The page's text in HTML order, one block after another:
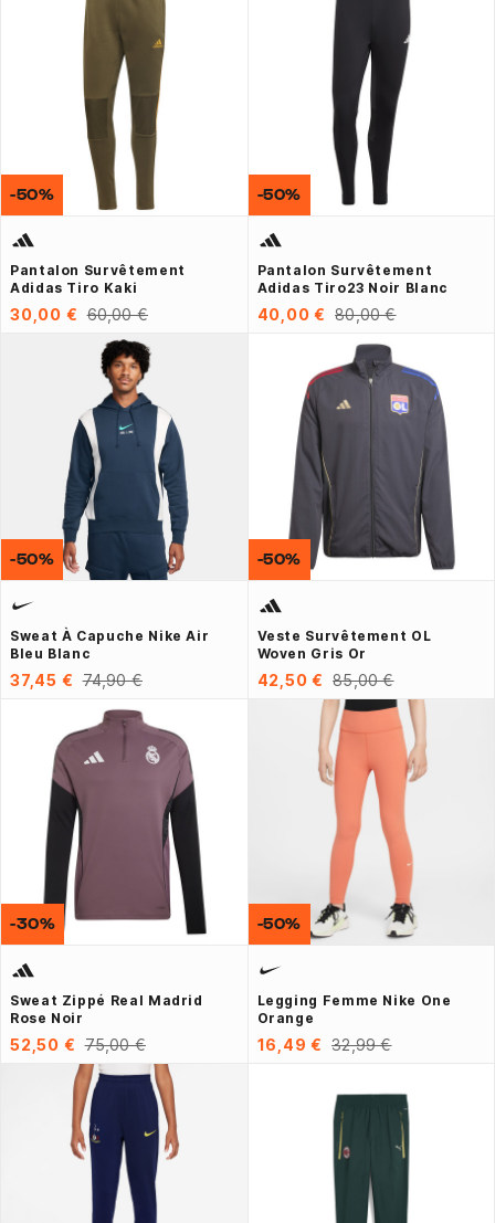
Pantalon Survêtement
Adidas Tiro Kaki
30,00 € 60,00 €
-50%
Pantalon Survêtement
Adidas Tiro23 Noir Blanc
40,00 € 80,00 €
-50%
Sweat À Capuche Nike Air
Bleu Blanc
37,45 € 74,90 €
-50%
Veste Survêtement OL
Woven Gris Or
42,50 € 85,00 €
-50%
Sweat Zippé Real Madrid
Rose Noir
52,50 € 75,00 €
-30%
Legging Femme Nike One
Orange
16,49 € 32,99 €
-50%